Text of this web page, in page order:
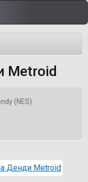
Metroid
(NES)